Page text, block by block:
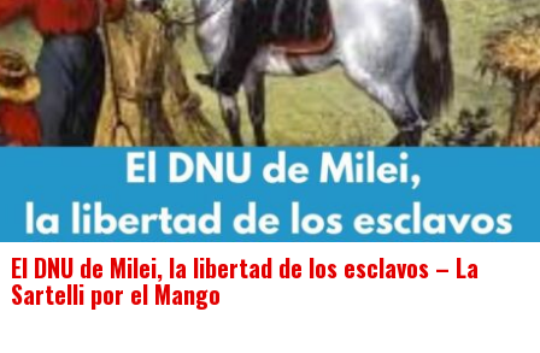
El DNU de Milei, la libertad de los esclavos – La
Sartelli por el Mango